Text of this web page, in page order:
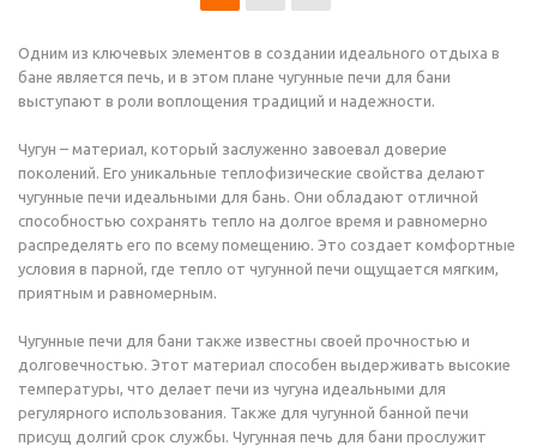
Одним из ключевых элементов в создании идеального отдыха в
бане является печь, и в этом плане чугунные печи для бани
выступают в роли воплощения традиций и надежности.
Чугун – материал, который заслуженно завоевал доверие
поколений. Его уникальные теплофизические свойства делают
чугунные печи идеальными для бань. Они обладают отличной
способностью сохранять тепло на долгое время и равномерно
распределять его по всему помещению. Это создает комфортные
условия в парной, где тепло от чугунной печи ощущается мягким,
приятным и равномерным.
Чугунные печи для бани также известны своей прочностью и
долговечностью. Этот материал способен выдерживать высокие
температуры, что делает печи из чугуна идеальными для
регулярного использования. Также для чугунной банной печи
присущ долгий срок службы. Чугунная печь для бани прослужит